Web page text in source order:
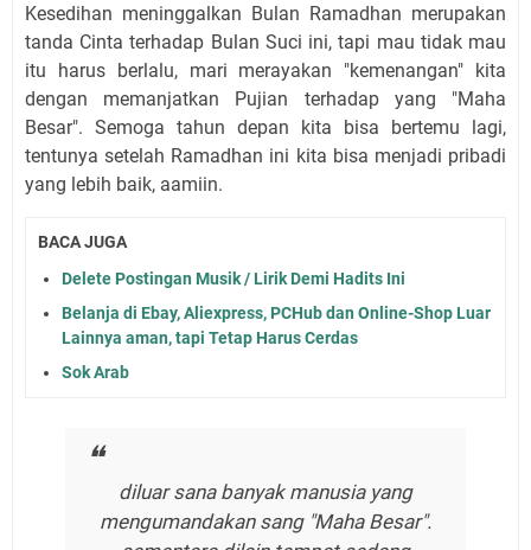
Kesedihan meninggalkan Bulan Ramadhan merupakan
tanda Cinta terhadap Bulan Suci ini, tapi mau tidak mau
itu harus berlalu, mari merayakan "kemenangan" kita
dengan memanjatkan Pujian terhadap yang "Maha
Besar". Semoga tahun depan kita bisa bertemu lagi,
tentunya setelah Ramadhan ini kita bisa menjadi pribadi
yang lebih baik, aamiin.
BACA JUGA
Delete Postingan Musik / Lirik Demi Hadits Ini
Belanja di Ebay, Aliexpress, PCHub dan Online-Shop Luar
Lainnya aman, tapi Tetap Harus Cerdas
Sok Arab
diluar sana banyak manusia yang
mengumandakan sang "Maha Besar".